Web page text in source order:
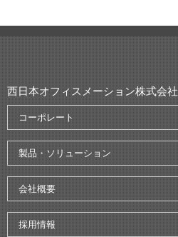
西日本オフィスメーション株式会社
コーポレート
製品・ソリューション
会社概要
採用情報